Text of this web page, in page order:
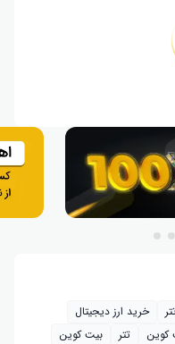
خرید ارز دیجیتال
کوین تتر
بیت کوین